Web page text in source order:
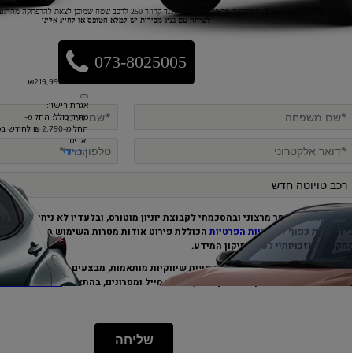
אגרת רישוי:
מחיר כולל: החל מ-
החל מ-2,790 ₪ לחודש במסלול EasyWay
יאריס
היברידי
לשיחה עם נציג מכירות יש למלא הטופס או לחייג אלינו
073-8025005
המידע האישי נמסר מרצוני ובהסכמתי לקבוצת יוניון מוטורס, ובלעדיו לא ניתן יהיה
כי השירות כפוף למדיניות הפרטיות הכוללת פירוט אודות מטרות השימוש במידע, למי
התקשרות וזכויותיי לעיון ותיקון המידע.
מאשר.ת לשלוח לי מידע, הצעות שיווקיות מותאמות, מבצעים ועדכונים מקבוצת
בכל אמצעי התקשורת הקיימים, לרבות מייל ומסרונים, בהתאם למדיניות
שליחה